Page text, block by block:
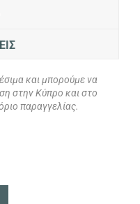
και μπορούμε να
στην Κύπρο και στο
παραγγελίας.